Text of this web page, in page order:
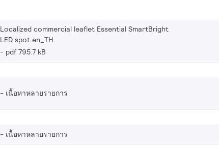
Localized commercial leaflet Essential SmartBright
LED spot en_TH
pdf 795.7 kB
เนื้อหาหลายรายการ
เนื้อหาหลายรายการ